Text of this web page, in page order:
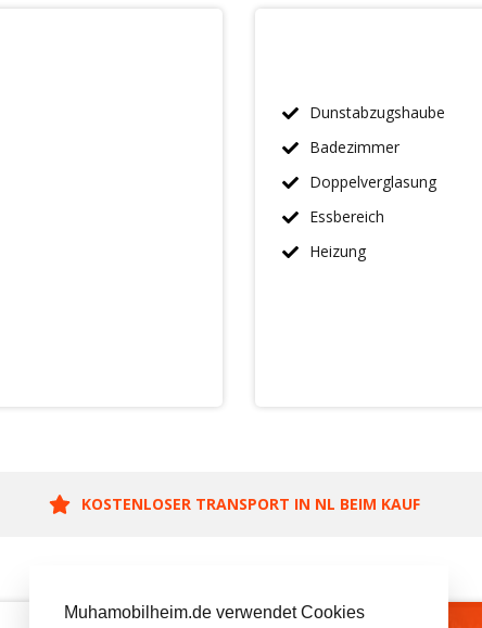
Dunstabzugshaube
Badezimmer
Doppelverglasung
Essbereich
Heizung
KOSTENLOSER TRANSPORT IN NL BEIM KAUF
Muhamobilheim.de verwendet Cookies